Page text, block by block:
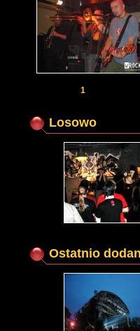
1
Losowo
Ostatnio